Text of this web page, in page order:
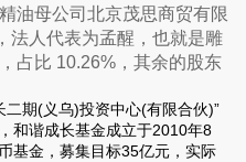
油母公司北京茂思商贸有限
法人代表为孟醒，也就是雕
占比 10.26%，其余的股东
期(义乌)投资中心(有限合伙)”
和谐成长基金成立于2010年8
基金，募集目标35亿元，实际